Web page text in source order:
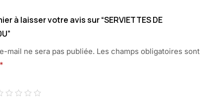
à laisser votre avis sur “SERVIETTES DE
mail ne sera pas publiée. Les champs obligatoires sont
*